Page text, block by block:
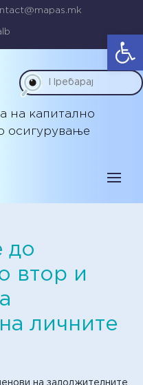
на капитално
осигурување
до
втор и
личните
на задолжителните